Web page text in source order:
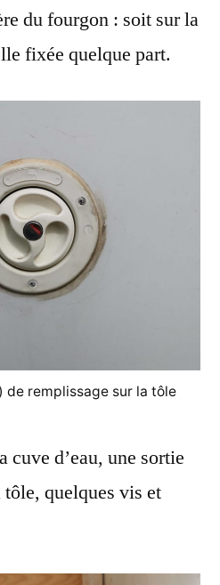
du fourgon : soit sur la
fixée quelque part.
de remplissage sur la tôle
cuve d’eau, une sortie
tôle, quelques vis et